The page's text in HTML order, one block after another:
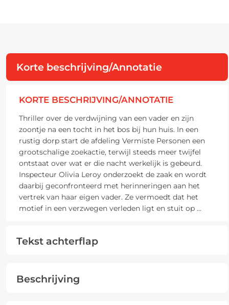
Korte beschrijving/Annotatie
KORTE BESCHRIJVING/ANNOTATIE
Thriller over de verdwijning van een vader en zijn
zoontje na een tocht in het bos bij hun huis. In een
rustig dorp start de afdeling Vermiste Personen een
grootschalige zoekactie, terwijl steeds meer twijfel
ontstaat over wat er die nacht werkelijk is gebeurd.
Inspecteur Olivia Leroy onderzoekt de zaak en wordt
daarbij geconfronteerd met herinneringen aan het
vertrek van haar eigen vader. Ze vermoedt dat het
motief in een verzwegen verleden ligt en stuit op ...
Tekst achterflap
Beschrijving